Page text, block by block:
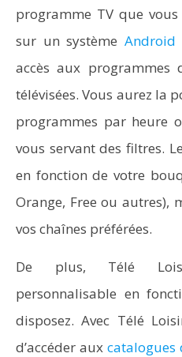
programme TV que
sur un système Android
accès aux programmes
télévisées. Vous aurez la
programmes par heure
vous servant des filtres.
en fonction de votre
Orange, Free ou autres),
vos chaînes préférées.
De plus, Télé
personnalisable en
disposez. Avec Télé
d’accéder aux catalogues